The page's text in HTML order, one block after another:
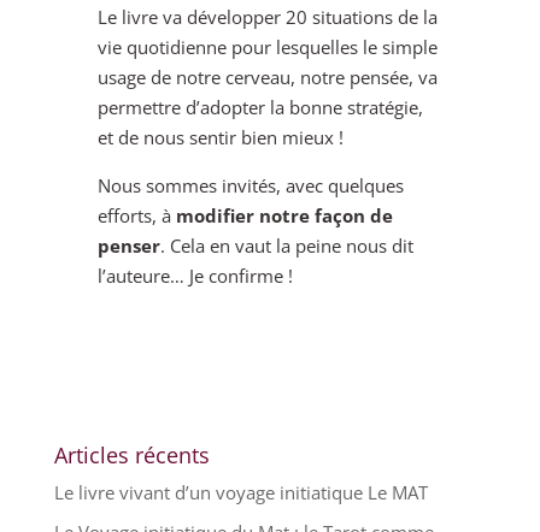
Le livre va développer 20 situations de la
vie quotidienne pour lesquelles le simple
usage de notre cerveau, notre pensée, va
permettre d’adopter la bonne stratégie,
et de nous sentir bien mieux !
Nous sommes invités, avec quelques
efforts, à modifier notre façon de
penser. Cela en vaut la peine nous dit
l’auteure… Je confirme !
Articles récents
Le livre vivant d’un voyage initiatique Le MAT